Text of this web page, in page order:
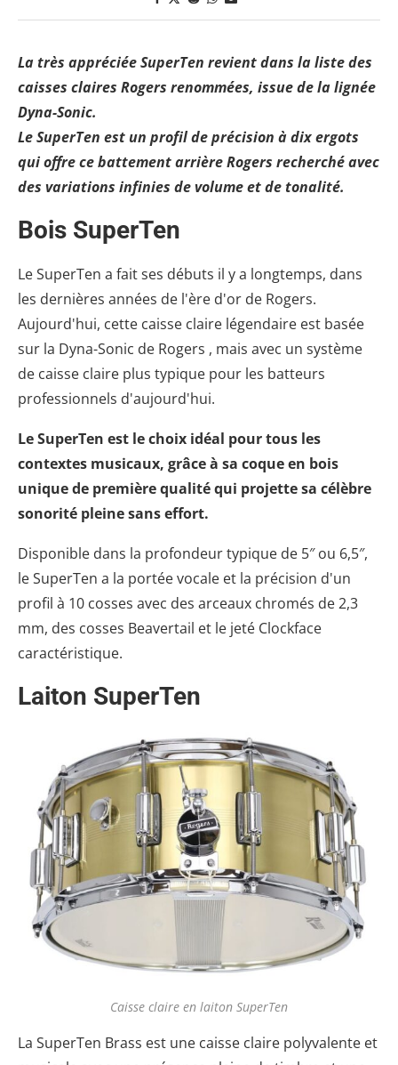
La très appréciée SuperTen revient dans la liste des
caisses claires Rogers renommées, issue de la lignée
Dyna-Sonic.
Le SuperTen est un profil de précision à dix ergots
qui offre ce battement arrière Rogers recherché avec
des variations infinies de volume et de tonalité.
Bois SuperTen
Le SuperTen a fait ses débuts il y a longtemps, dans
les dernières années de l'ère d'or de Rogers.
Aujourd'hui, cette caisse claire légendaire est basée
sur la Dyna-Sonic de Rogers , mais avec un système
de caisse claire plus typique pour les batteurs
professionnels d'aujourd'hui.
Le SuperTen est le choix idéal pour tous les
contextes musicaux, grâce à sa coque en bois
unique de première qualité qui projette sa célèbre
sonorité pleine sans effort.
Disponible dans la profondeur typique de 5″ ou 6,5″,
le SuperTen a la portée vocale et la précision d'un
profil à 10 cosses avec des arceaux chromés de 2,3
mm, des cosses Beavertail et le jeté Clockface
caractéristique.
Laiton SuperTen
Caisse claire en laiton SuperTen
La SuperTen Brass est une caisse claire polyvalente et